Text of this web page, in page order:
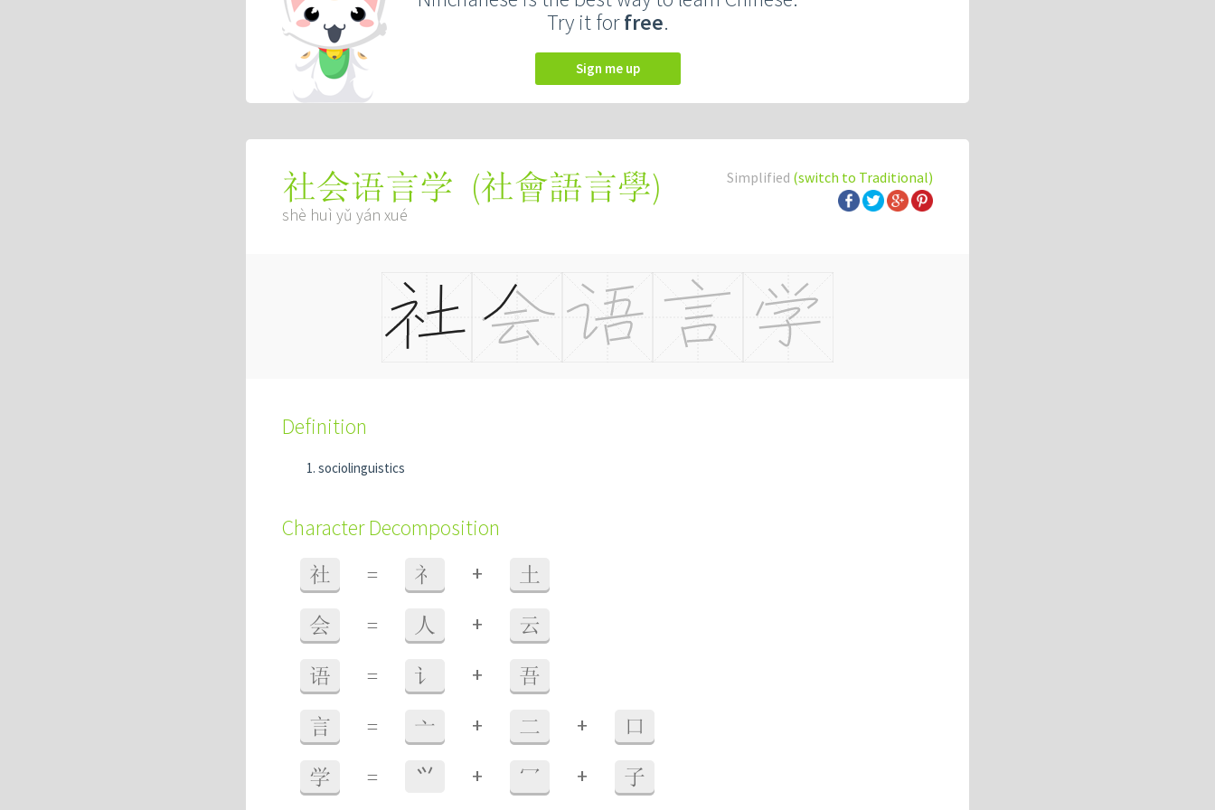
Try it forfree.
Sign me up
Simplified (switch to Traditional)
社会语言学 (社會語言學)
shè huì yǔ yán xué
Definition
sociolinguistics
Character Decomposition
社 = 礻 + 土
会 = 人 + 云
语 = 讠 + 吾
言 = 亠 + 二 + 口
学 = ⺍ + 冖 + 子